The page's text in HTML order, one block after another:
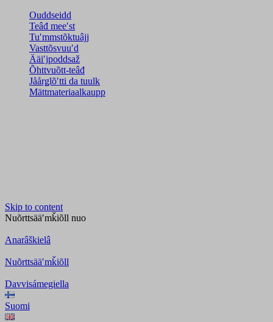
Ouddseidd
Teâđ meeʹst
Tuʹmmstõktuâjj
Vasttõsvuuʹd
Ääiʹjpoddsaž
Õhttvuõtt-teâđ
Jåårǥlõʹtti da tuulk
Mättmateriaalkaupp
Skip to content
Nuõrttsääʹmǩiõll nuo
Anarâškielâ
Nuõrttsääʹmǩiõll
Davvisámegiella
Suomi